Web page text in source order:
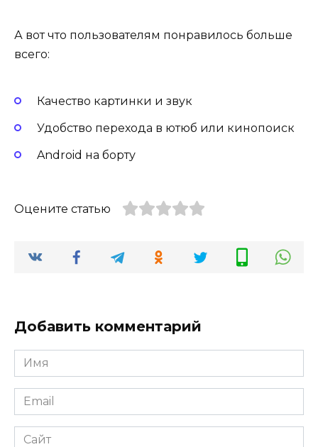
А вот что пользователям понравилось больше
всего:
Качество картинки и звук
Удобство перехода в ютюб или кинопоиск
Android на борту
Оцените статью
Добавить комментарий
Имя
Email
Сайт